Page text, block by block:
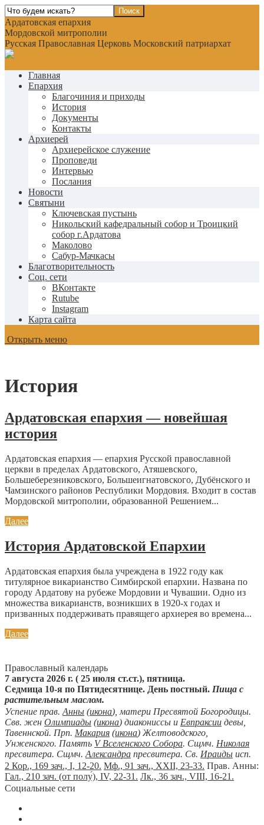
Ардатовская епархия
Мордовской митрополии
Русская Православная Церковь Московский патриархат
Главная
Епархия
Благочиния и приходы
История
Документы
Контакты
Архиерей
Архиерейское служение
Проповеди
Интервью
Послания
Новости
Святыни
Ключевская пустынь
Никольский кафедральный собор и Троицкий
собор г.Ардатова
Маколово
Сабур-Мачкасы
Благотворительность
Соц. сети
ВКонтакте
Rutube
Instagram
Карта сайта
Открыть меню
История
Ардатовская епархия — новейшая
история
Ардатовская епархия — епархия Русской православной
церкви в пределах Ардатовского, Атяшевского,
Большеберезниковского, Большеигнатовского, Дубёнского и
Чамзинского районов Республики Мордовия. Входит в состав
Мордовской митрополии, образованной Решением...
Далее
История Ардатовской Епархии
Ардатовская епархия была учреждена в 1922 году как
титулярное викарианство Симбирской епархии. Названа по
городу Ардатову на рубеже Мордовии и Чувашии. Одно из
множества викарианств, возникших в 1920-х годах и
призванных поддерживать правящего архиерея во времена...
Далее
Православный календарь
7 августа 2026 г. ( 25 июля ст.ст.), пятница.
Седмица 10-я по Пятидесятнице. День постный. Пища с
растительным маслом.
Успение прав. Анны (икона), матери Пресвятой Богородицы.
Свв. жен Олимпиады (икона) диакониссы и Евпраксии девы,
Тавеннской. Прп. Макария (икона) Желтоводского,
Унженского. Память V Вселенского Собора. Сщмч. Николая
пресвитера. Сщмч. Александра пресвитера. Св. Ираиды исп.
2 Кор., 169 зач., I, 12-20. Мф., 91 зач., XXII, 23-33. Прав. Анны:
Гал., 210 зач. (от полу́), IV, 22-31. Лк., 36 зач., VIII, 16-21.
Социальные сети